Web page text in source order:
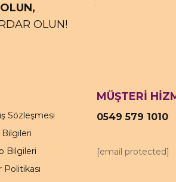
OLUN!
Sözleşmesi
Bilgileri
Politikası
MÜŞTERİ
0549 579 1010
[email protected]